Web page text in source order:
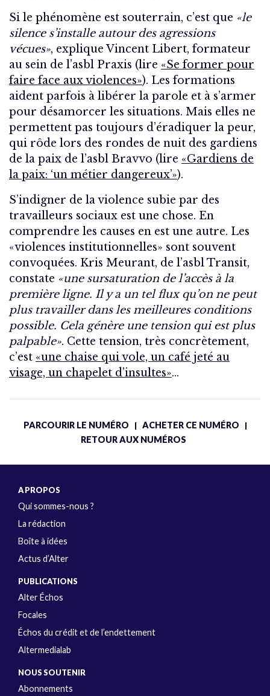
Si le phénomène est souterrain, c’est que «le
silence s’installe autour des agressions
vécues», explique Vincent Libert, formateur
au sein de l’asbl Praxis (lire «Se former pour
faire face aux violences»). Les formations
aident parfois à libérer la parole et à s’armer
pour désamorcer les situations. Mais elles ne
permettent pas toujours d’éradiquer la peur,
qui rôde lors des rondes de nuit des gardiens
de la paix de l’asbl Bravvo (lire «Gardiens de
la paix: ‘un métier dangereux’»).
S’indigner de la violence subie par des
travailleurs sociaux est une chose. En
comprendre les causes en est une autre. Les
«violences institutionnelles» sont souvent
convoquées. Kris Meurant, de l’asbl Transit,
constate «une sursaturation de l’accès à la
première ligne. Il y a un tel flux qu’on ne peut
plus travailler dans les meilleures conditions
possible. Cela génère une tension qui est plus
palpable». Cette tension, très concrètement,
c’est «une chaise qui vole, un café jeté au
visage, un chapelet d’insultes»…
PARCOURIR LE NUMÉRO | ACHETER CE NUMÉRO |
RETOUR AUX NUMÉROS
A PROPOS
Qui sommes-nous ?
La rédaction
Boîte à idées
Actus d’Alter
PUBLICATIONS
Alter Échos
Focales
Échos du crédit et de l’endettement
Altermedialab
NOUS SOUTENIR
Abonnements